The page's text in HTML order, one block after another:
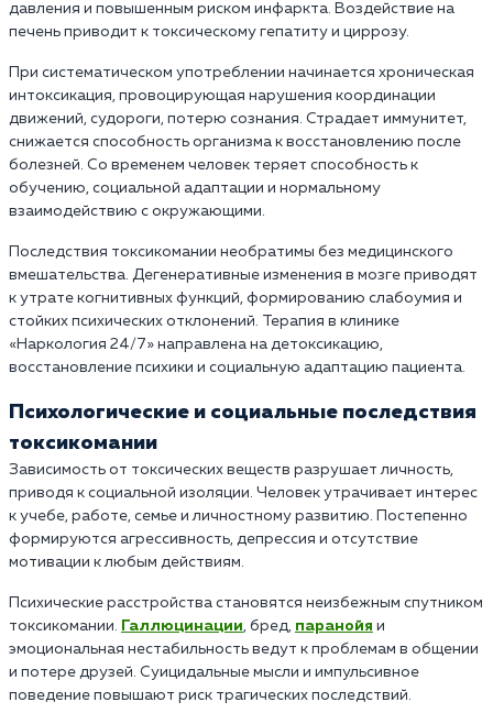
давления и повышенным риском инфаркта. Воздействие на
печень приводит к токсическому гепатиту и циррозу.
При систематическом употреблении начинается хроническая
интоксикация, провоцирующая нарушения координации
движений, судороги, потерю сознания. Страдает иммунитет,
снижается способность организма к восстановлению после
болезней. Со временем человек теряет способность к
обучению, социальной адаптации и нормальному
взаимодействию с окружающими.
Последствия токсикомании необратимы без медицинского
вмешательства. Дегенеративные изменения в мозге приводят
к утрате когнитивных функций, формированию слабоумия и
стойких психических отклонений. Терапия в клинике
«Наркология 24/7» направлена на детоксикацию,
восстановление психики и социальную адаптацию пациента.
Психологические и социальные последствия
токсикомании
Зависимость от токсических веществ разрушает личность,
приводя к социальной изоляции. Человек утрачивает интерес
к учебе, работе, семье и личностному развитию. Постепенно
формируются агрессивность, депрессия и отсутствие
мотивации к любым действиям.
Психические расстройства становятся неизбежным спутником
токсикомании. Галлюцинации, бред, паранойя и
эмоциональная нестабильность ведут к проблемам в общении
и потере друзей. Суицидальные мысли и импульсивное
поведение повышают риск трагических последствий.